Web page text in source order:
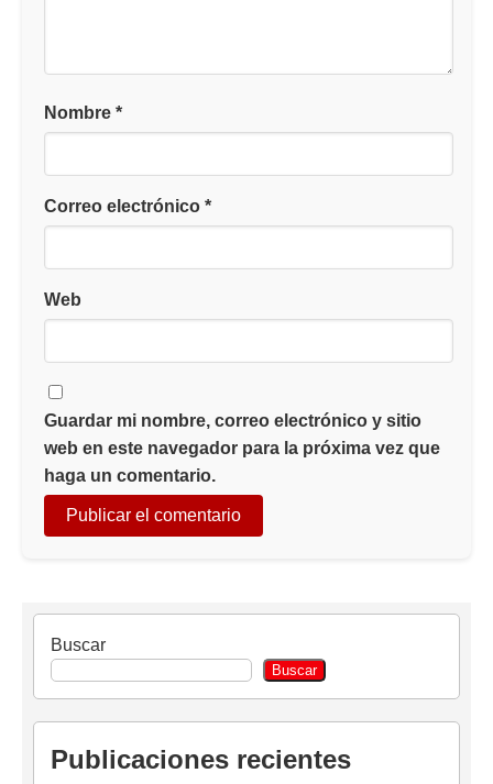
Nombre *
Correo electrónico *
Web
Guardar mi nombre, correo electrónico y sitio
web en este navegador para la próxima vez que
haga un comentario.
Buscar
Buscar
Publicaciones recientes